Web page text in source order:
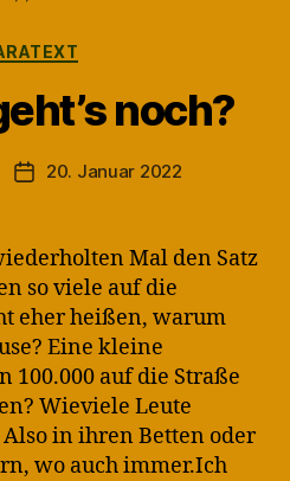
Kategorien
noch?
Veröffentlichungsdatum
20. Januar 2022
Mal den Satz
so viele auf die
eher heißen, warum
Eine kleine
100.000 auf die Straße
Wieviele Leute
in ihren Betten oder
wo auch immer.Ich